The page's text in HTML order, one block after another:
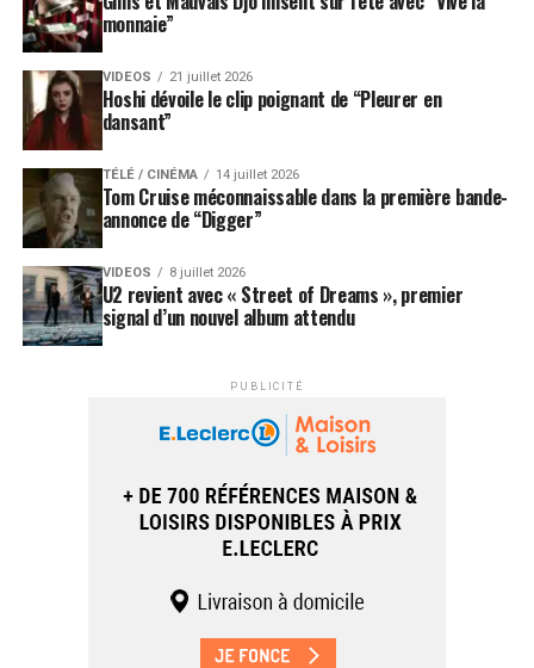
monnaie”
VIDEOS 21 juillet 2026
Hoshi dévoile le clip poignant de “Pleurer en
dansant”
TÉLÉ / CINÉMA 14 juillet 2026
Tom Cruise méconnaissable dans la première bande-
annonce de “Digger”
VIDEOS 8 juillet 2026
U2 revient avec « Street of Dreams », premier
signal d’un nouvel album attendu
PUBLICITÉ